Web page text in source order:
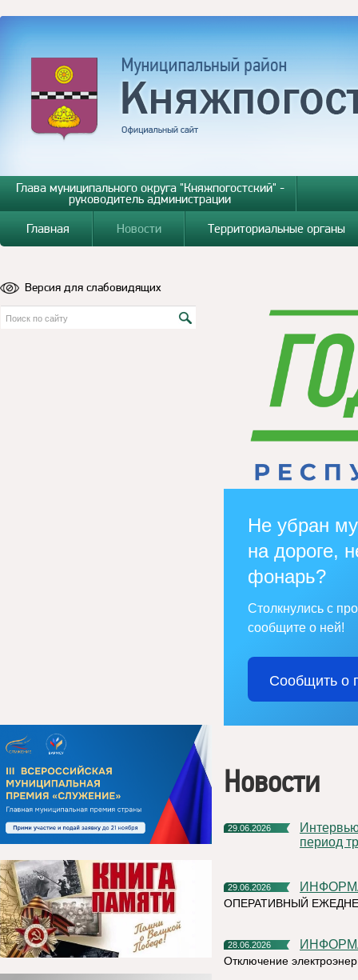
Глава муниципального округа "Княжпогостский" -
руководитель администрации
Главная
Новости Территориальные органы
Версия для слабовидящих
Не убран
на дороге,
фонарь?
Столкнулись с
сообщите о ней!
Сообщить о
Новости
29.06.2026
Интервью руководителя на тему «Назначение пособия на
период
29.06.2026
ОПЕРАТИВНЫЙ
28.06.2026
Отключение